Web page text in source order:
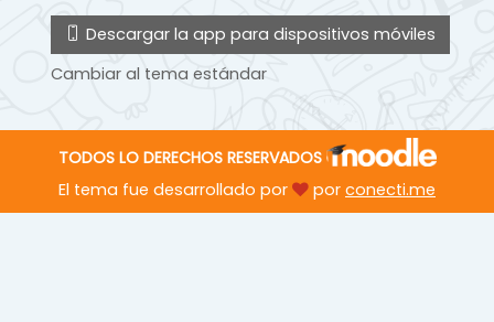
Descargar la app para dispositivos móviles
Cambiar al tema estándar
TODOS LO DERECHOS RESERVADOS
El tema fue desarrollado por
por conecti.me